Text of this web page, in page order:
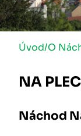
Úvod/O
NA
Náchod